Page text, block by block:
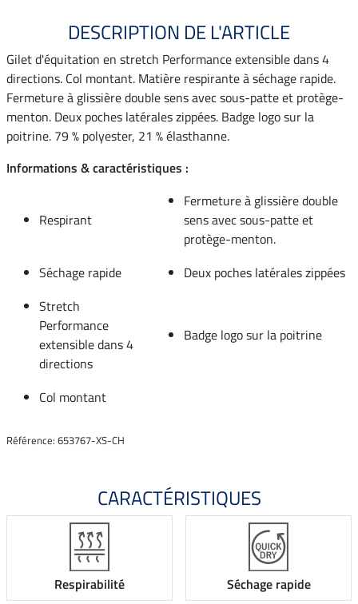
DESCRIPTION DE L'ARTICLE
Gilet d'équitation en stretch Performance extensible dans 4
directions. Col montant. Matière respirante à séchage rapide.
Fermeture à glissière double sens avec sous-patte et protège-
menton. Deux poches latérales zippées. Badge logo sur la
poitrine. 79 % polyester, 21 % élasthanne.
Informations & caractéristiques :
Respirant
Fermeture à glissière double
sens avec sous-patte et
protège-menton.
Séchage rapide
Deux poches latérales zippées
Stretch
Performance
extensible dans 4
directions
Badge logo sur la poitrine
Col montant
Référence: 653767-XS-CH
CARACTÉRISTIQUES
Respirabilité Séchage rapide